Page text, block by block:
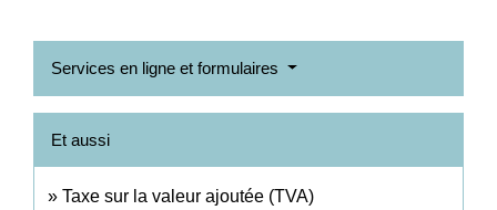
Services en ligne et formulaires
Et aussi
Taxe sur la valeur ajoutée (TVA)